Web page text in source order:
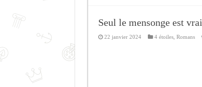
Seul le mensonge est vrai
22 janvier 2024 4 étoiles, Romans